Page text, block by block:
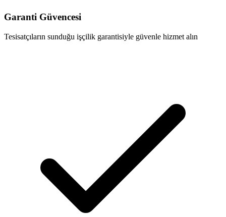
Garanti Güvencesi
Tesisatçıların sunduğu işçilik garantisiyle güvenle hizmet alın